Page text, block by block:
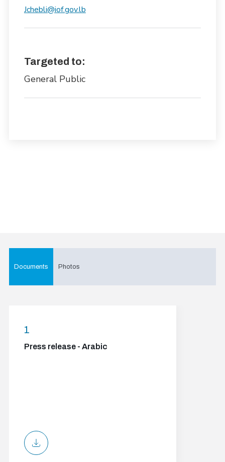
Jchebli@iof.gov.lb
Targeted to:
General Public
Documents
1
Press release - Arabic
Photos